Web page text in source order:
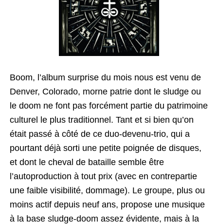
Boom, l’album surprise du mois nous est venu de
Denver, Colorado, morne patrie dont le sludge ou
le doom ne font pas forcément partie du patrimoine
culturel le plus traditionnel. Tant et si bien qu’on
était passé à côté de ce duo-devenu-trio, qui a
pourtant déjà sorti une petite poignée de disques,
et dont le cheval de bataille semble être
l’autoproduction à tout prix (avec en contrepartie
une faible visibilité, dommage). Le groupe, plus ou
moins actif depuis neuf ans, propose une musique
à la base sludge-doom assez évidente, mais à la